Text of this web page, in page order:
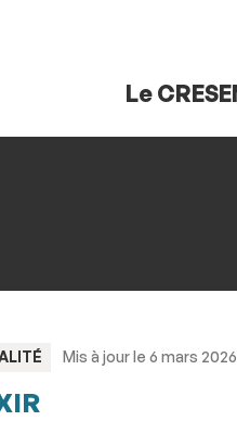
Le
Mis à jour le 6 mars 2026